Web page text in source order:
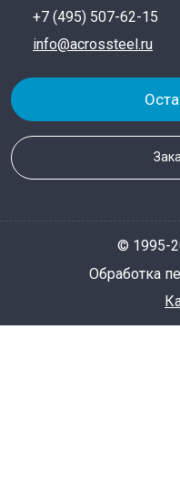
+7 (495) 507-62-15
info@acrossteel.ru
© 1995-
Обработка